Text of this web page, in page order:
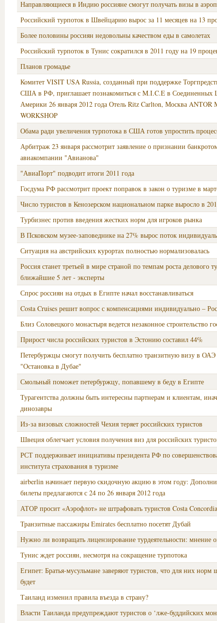
Направляющиеся в Индию россияне смогут получать визы в
Российский турпоток в Швейцарию вырос за 11 месяцев на 13
Более половины россиян недовольны качеством еды в самолетах
Российский турпоток в Тунис сократился в 2011 году на 19
Планов громадье
Комитет VISIT USA Russia, созданный при поддержке
США в РФ, приглашает познакомиться с M.I.C.E в Соединенных
Америки 26 января 2012 года Отель Ritz Carlton, Москва ANTOR
WORKSHOP
Обама ради увеличения турпотока в США готов упростить
Арбитраж 23 января рассмотрит заявление о признании
авиакомпании "Авианова"
"АвиаПорт" подводит итоги 2011 года
Госдума РФ рассмотрит проект поправок в закон о туризме в
Число туристов в Кенозерском национальном парке выросло в
Турбизнес против введения жестких норм для игроков рынка
В Псковском музее-заповеднике на 27% вырос поток
Ситуация на австрийских курортах полностью нормализовалась
Россия станет третьей в мире страной по темпам роста делового
ближайшие 5 лет - эксперты
Спрос россиян на отдых в Египте начал восстанавливаться
Costa Cruises решит вопрос с компенсациями индивидуально –
Близ Соловецкого монастыря ведется незаконное строительство
Прирост числа российских туристов в Эстонию составил 44%
Петербуржцы смогут получить бесплатно транзитную визу в
"Остановка в Дубае"
Смольный поможет петербуржцу, попавшему в беду в Египте
Турагентства должны быть интересны партнерам и клиентам,
динозавры
Из-за визовых сложностей Чехия теряет российских туристов
Швеция облегчает условия получения виз для российских
РСТ поддерживает инициативы президента РФ по
института страхования в туризме
airberlin начинает первую скидочную акцию в этом году:
билеты предлагаются с 24 по 26 января 2012 года
АТОР просит «Аэрофлот» не штрафовать туристов Costa Concordia
Транзитные пассажиры Emirates бесплатно посетят Дубай
Нужно ли возвращать лицензирование турдеятельности: мнение
Тунис ждет россиян, несмотря на сокращение турпотока
Египет: Братья-мусульмане заверяют туристов, что для них норм
будет
Таиланд изменил правила въезда в страну?
Власти Таиланда предупреждают туристов о ‘лже-буддийских